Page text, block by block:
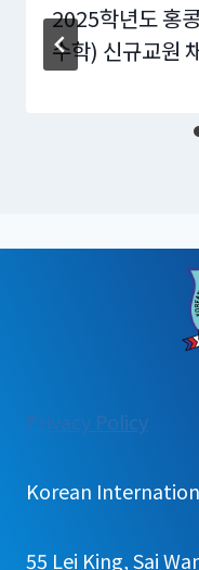
2025학년도 홍
수학) 신규교원
Privacy Policy:
Korean
55 Lei King, Sai